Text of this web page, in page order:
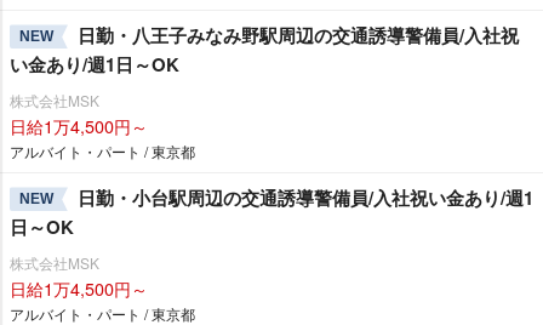
NEW
日勤・八王子みなみ野駅周辺の交通誘導警備員/入社祝
い金あり/週1日～OK
株式会社MSK
日給1万4,500円～
アルバイト・パート / 東京都
NEW
日勤・小台駅周辺の交通誘導警備員/入社祝い金あり/週1
日～OK
株式会社MSK
日給1万4,500円～
アルバイト・パート / 東京都